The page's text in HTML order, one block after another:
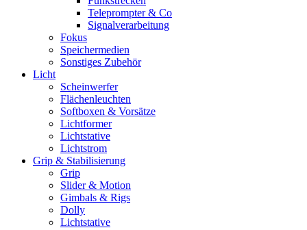
Teleprompter & Co
Signalverarbeitung
Fokus
Speichermedien
Sonstiges Zubehör
Licht
Scheinwerfer
Flächenleuchten
Softboxen & Vorsätze
Lichtformer
Lichtstative
Lichtstrom
Grip & Stabilisierung
Grip
Slider & Motion
Gimbals & Rigs
Dolly
Lichtstative